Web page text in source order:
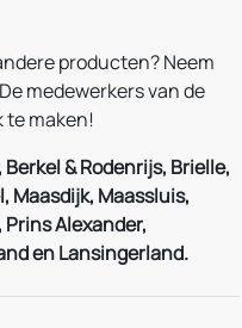
producten? Neem
medewerkers van de
te maken!
& Rodenrijs, Brielle,
Maasdijk, Maassluis,
Alexander,
en Lansingerland.